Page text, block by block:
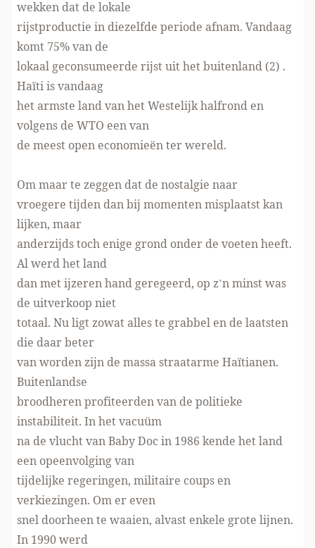
wekken dat de lokale
rijstproductie in diezelfde periode afnam. Vandaag
komt 75% van de
lokaal geconsumeerde rijst uit het buitenland (2) .
Haïti is vandaag
het armste land van het Westelijk halfrond en
volgens de WTO een van
de meest open economieën ter wereld.
Om maar te zeggen dat de nostalgie naar
vroegere tijden dan bij momenten misplaatst kan
lijken, maar
anderzijds toch enige grond onder de voeten heeft.
Al werd het land
dan met ijzeren hand geregeerd, op z’n minst was
de uitverkoop niet
totaal. Nu ligt zowat alles te grabbel en de laatsten
die daar beter
van worden zijn de massa straatarme Haïtianen.
Buitenlandse
broodheren profiteerden van de politieke
instabiliteit. In het vacuüm
na de vlucht van Baby Doc in 1986 kende het land
een opeenvolging van
tijdelijke regeringen, militaire coups en
verkiezingen. Om er even
snel doorheen te waaien, alvast enkele grote lijnen.
In 1990 werd